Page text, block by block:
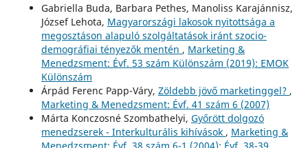
Gabriella Buda, Barbara Pethes, Manoliss Karajánnisz,
József Lehota, Magyarországi lakosok nyitottsága a
megosztáson alapuló szolgáltatások iránt szocio-
demográfiai tényezők mentén , Marketing &
Menedzsment: Évf. 53 szám Különszám (2019): EMOK
Különszám
Árpád Ferenc Papp-Váry, Zöldebb jövő marketinggel? ,
Marketing & Menedzsment: Évf. 41 szám 6 (2007)
Márta Konczosné Szombathelyi, Győrött dolgozó
menedzserek - Interkulturális kihívások , Marketing &
Menedzsment: Évf. 38 szám 6-1 (2004): Évf. 38-39